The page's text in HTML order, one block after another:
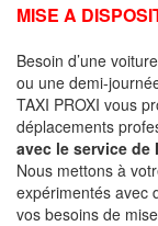
MISE A
Besoin d’une
ou une demi-
TAXI PROXI vous
déplacements
avec le service
Nous mettons à
expérimentés avec
vos besoins de